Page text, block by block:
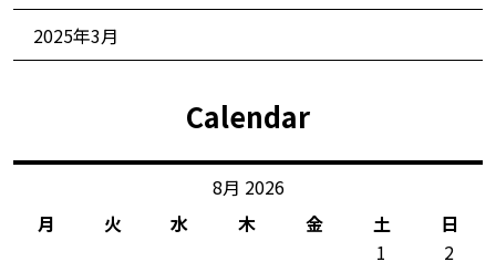
2025年3月
Calendar
8月 2026
月
火 水 木 金 土
日
1
2